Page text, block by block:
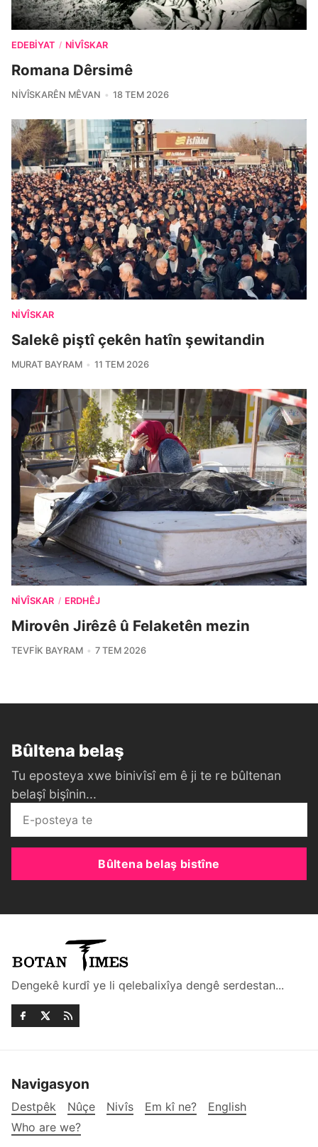
EDEBIYAT / NIVÎSKAR
Romana Dêrsimê
NIVÎSKARÊN MÊVAN 18 TEM 2026
NIVÎSKAR
Salekê piştî çekên hatîn şewitandin
MURAT BAYRAM 11 TEM 2026
NIVÎSKAR / ERDHÊJ
Mirovên Jirêzê û Felaketên mezin
TEVFIK BAYRAM 7 TEM 2026
Bûltena belaş
Tu eposteya xwe binivîsî em ê ji te re bûltenan
belaşî bişînin...
Bûltena belaş bistîne
Dengekê kurdî ye li qelebalixîya dengê serdestan...
Navigasyon
Destpêk Nûçe Nivîs Em kî ne?
English
Who are we?